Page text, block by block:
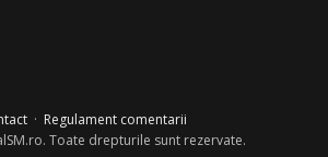
· Regulament comentarii
Toate drepturile sunt rezervate.